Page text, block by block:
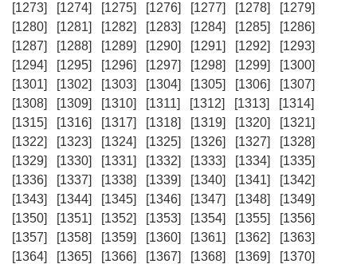
[1273]
[1274] [1275] [1276] [1277] [1278]
[1279]
[1280]
[1281] [1282] [1283] [1284] [1285]
[1286]
[1287]
[1288] [1289] [1290] [1291] [1292]
[1293]
[1294]
[1295] [1296] [1297] [1298] [1299]
[1300]
[1301]
[1302] [1303] [1304] [1305] [1306]
[1307]
[1308]
[1309] [1310] [1311] [1312] [1313]
[1314]
[1315]
[1316] [1317] [1318] [1319] [1320]
[1321]
[1322]
[1323] [1324] [1325] [1326] [1327]
[1328]
[1329]
[1330] [1331] [1332] [1333] [1334]
[1335]
[1336]
[1337] [1338] [1339] [1340] [1341]
[1342]
[1343]
[1344] [1345] [1346] [1347] [1348]
[1349]
[1350]
[1351] [1352] [1353] [1354] [1355]
[1356]
[1357]
[1358] [1359] [1360] [1361] [1362]
[1363]
[1364]
[1365] [1366] [1367] [1368] [1369]
[1370]